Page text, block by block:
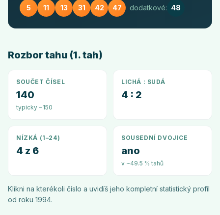
5 11 13 31 42 47 dodatkové: 48
Rozbor tahu (1. tah)
SOUČET ČÍSEL
140
typicky ~150
LICHÁ : SUDÁ
4 : 2
NÍZKÁ (1–24)
4 z 6
SOUSEDNÍ DVOJICE
ano
v ~49.5 % tahů
Klikni na kterékoli číslo a uvidíš jeho kompletní statistický profil
od roku 1994.